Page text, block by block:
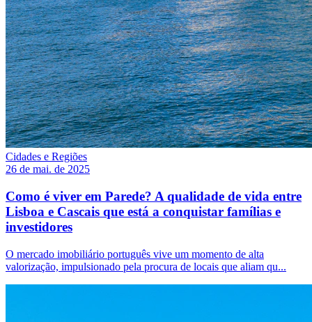
Cidades e Regiões
26 de mai. de 2025
Como é viver em Parede? A qualidade de vida entre
Lisboa e Cascais que está a conquistar famílias e
investidores
O mercado imobiliário português vive um momento de alta
valorização, impulsionado pela procura de locais que aliam qu...